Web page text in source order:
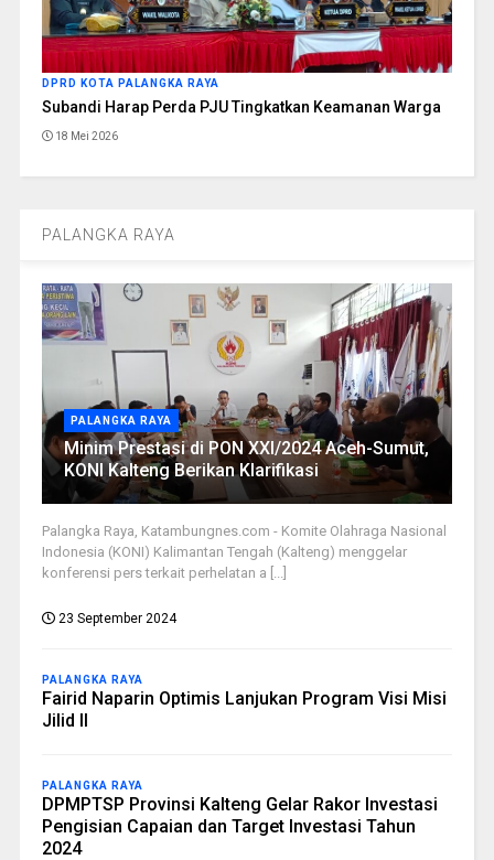
DPRD KOTA PALANGKA RAYA
Subandi Harap Perda PJU Tingkatkan Keamanan Warga
18 Mei 2026
PALANGKA RAYA
PALANGKA RAYA
Minim Prestasi di PON XXI/2024 Aceh-Sumut,
KONI Kalteng Berikan Klarifikasi
Palangka Raya, Katambungnes.com - Komite Olahraga Nasional
Indonesia (KONI) Kalimantan Tengah (Kalteng) menggelar
konferensi pers terkait perhelatan a [...]
23 September 2024
PALANGKA RAYA
Fairid Naparin Optimis Lanjukan Program Visi Misi
Jilid II
PALANGKA RAYA
DPMPTSP Provinsi Kalteng Gelar Rakor Investasi
Pengisian Capaian dan Target Investasi Tahun
2024